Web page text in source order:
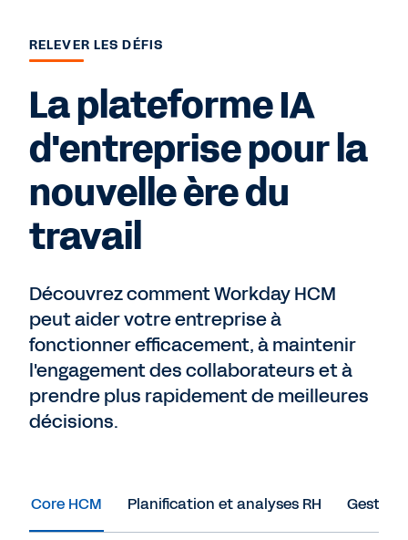
RELEVER LES DÉFIS
La plateforme IA
d'entreprise pour la
nouvelle ère du
travail
Découvrez comment Workday HCM
peut aider votre entreprise à
fonctionner efficacement, à maintenir
l'engagement des collaborateurs et à
prendre plus rapidement de meilleures
décisions.
Core HCM Planification et analyses RH Gestion